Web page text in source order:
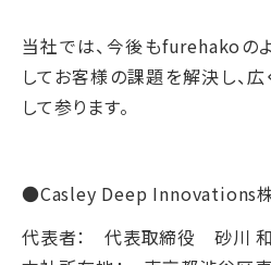
当社では、今後もfurehakoの
してお客様の課題を解決し、
して参ります。
●Casley Deep Innovations株
代表者： 代表取締役 砂川